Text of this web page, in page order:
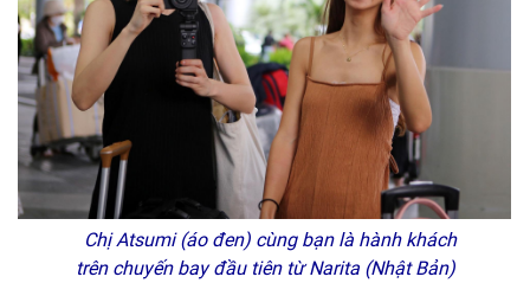
Chị Atsumi (áo đen) cùng bạn là hành khách
trên chuyến bay đầu tiên từ Narita (Nhật Bản)